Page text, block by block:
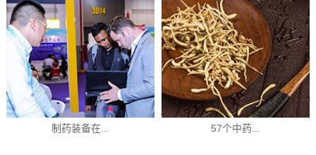
制药装备在... 57个中药...